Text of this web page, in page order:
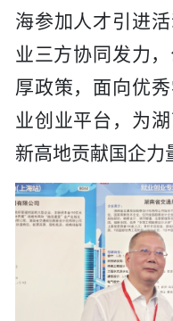
海参加人才引进
业三方协同发力
厚政策，面向优
业创业平台，为
新高地贡献国企力